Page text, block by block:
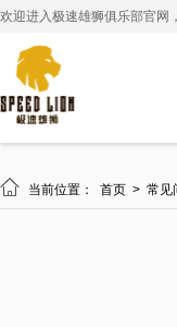
欢迎进入极速雄狮俱乐部官网
 当前位置： 首页 > 常见